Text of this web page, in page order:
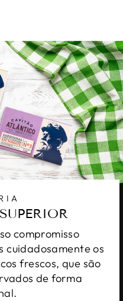
compromisso
cuidadosamente os
frescos, que são
de forma